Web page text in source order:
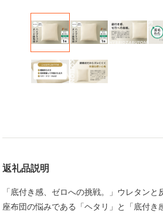
返礼品説明
「底付き感、ゼロへの挑戦。」ウレタンと
座布団の悩みである「ヘタリ」と「底付